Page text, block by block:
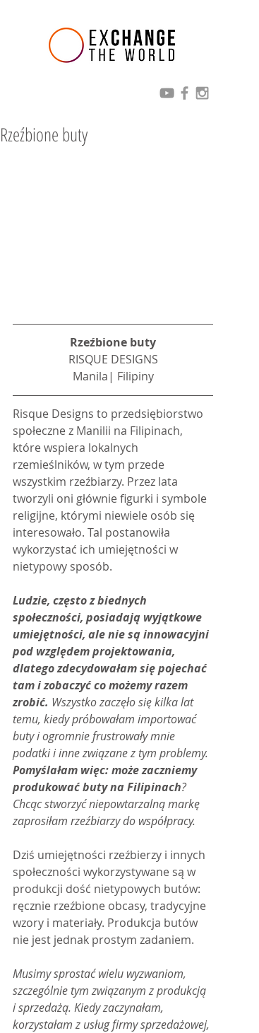
Rzeźbione buty
Rzeźbione buty
RISQUE DESIGNS
Manila| Filipiny
Risque Designs to przedsiębiorstwo
społeczne z Manilii na Filipinach,
które wspiera lokalnych
rzemieślników, w tym przede
wszystkim rzeźbiarzy. Przez lata
tworzyli oni głównie figurki i symbole
religijne, którymi niewiele osób się
interesowało. Tal postanowiła
wykorzystać ich umiejętności w
nietypowy sposób.
Ludzie, często z biednych
społeczności, posiadają wyjątkowe
umiejętności, ale nie są innowacyjni
pod względem projektowania,
dlatego zdecydowałam się pojechać
tam i zobaczyć co możemy razem
zrobić. Wszystko zaczęło się kilka lat
temu, kiedy próbowałam importować
buty i ogromnie frustrowały mnie
podatki i inne związane z tym problemy.
Pomyślałam więc: może zaczniemy
produkować buty na Filipinach?
Chcąc stworzyć niepowtarzalną markę
zaprosiłam rzeźbiarzy do współpracy.
Dziś umiejętności rzeźbierzy i innych
społeczności wykorzystywane są w
produkcji dość nietypowych butów:
ręcznie rzeźbione obcasy, tradycyjne
wzory i materiały. Produkcja butów
nie jest jednak prostym zadaniem.
Musimy sprostać wielu wyzwaniom,
szczególnie tym związanym z produkcją
i sprzedażą. Kiedy zaczynałam,
korzystałam z usług firmy sprzedażowej,